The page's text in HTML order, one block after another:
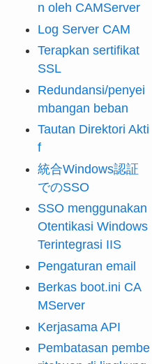
n oleh CAMServer
Log Server CAM
Terapkan sertifikat
SSL
Redundansi/penyei
mbangan beban
Tautan Direktori Akti
f
統合Windows認証
でのSSO
SSO menggunakan
Otentikasi Windows
Terintegrasi IIS
Pengaturan email
Berkas boot.ini CA
MServer
Kerjasama API
Pembatasan pembe